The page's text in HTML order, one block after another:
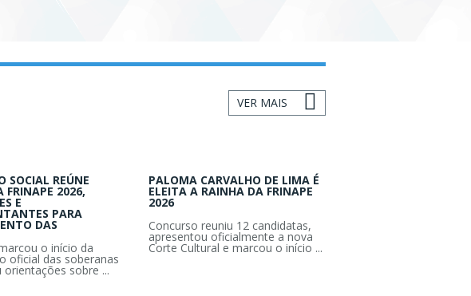
VER MAIS
SOCIAL REÚNE
FRINAPE 2026,
E
PARA
DAS
o início da
oficial das soberanas
sobre ...
PALOMA CARVALHO DE LIMA É
ELEITA A RAINHA DA FRINAPE
2026
Concurso reuniu 12 candidatas,
apresentou oficialmente a nova
Corte Cultural e marcou o início ...